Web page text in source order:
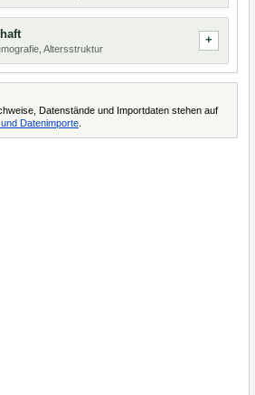
Altersstruktur
Datenstände und Importdaten stehen auf
Datenimporte